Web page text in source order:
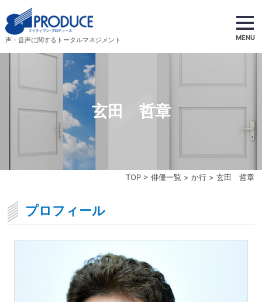
声・音声に関するトータルマネジメント MENU
TOP> 俳優一覧 > か行> 玄田 哲章
玄田 哲章
プロフィール